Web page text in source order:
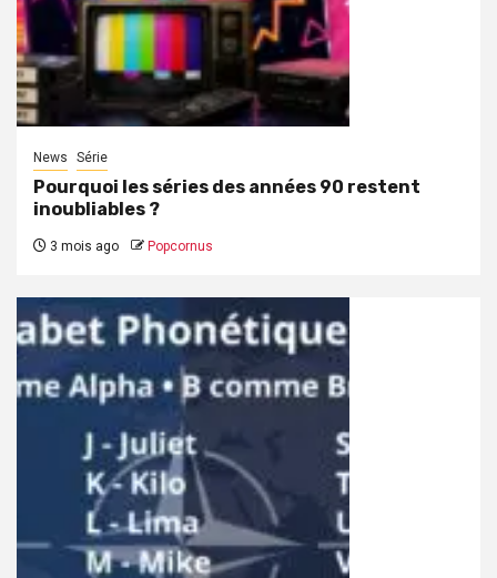
News Série
Pourquoi les séries des années 90 restent
inoubliables ?
3 mois ago Popcornus